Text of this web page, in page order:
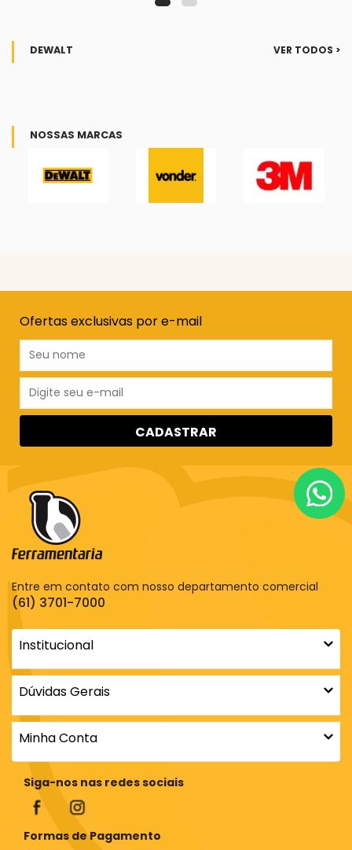
DEWALT VER TODOS >
NOSSAS MARCAS
Ofertas exclusivas por e-mail
CADASTRAR
Entre em contato com nosso departamento comercial
(61) 3701-7000
Institucional
Dúvidas Gerais
Minha Conta
Siga-nos nas redes sociais
Formas de Pagamento